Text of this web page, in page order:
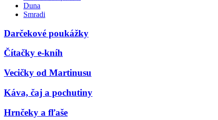
Duna
Smradi
Darčekové poukážky
Čítačky e-kníh
Vecičky od Martinusu
Káva, čaj a pochutiny
Hrnčeky a fľaše